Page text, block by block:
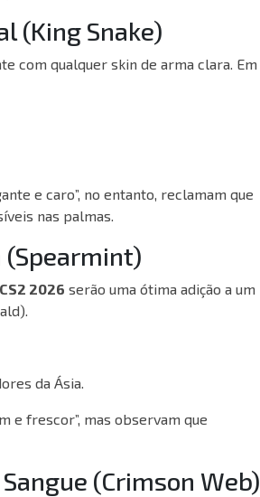
(King Snake)
com qualquer skin de arma clara. Em
e caro”, no entanto, reclamam que
nas palmas.
(Spearmint)
2026 serão uma ótima adição a um
da Ásia.
e frescor”, mas observam que
(Crimson Web)